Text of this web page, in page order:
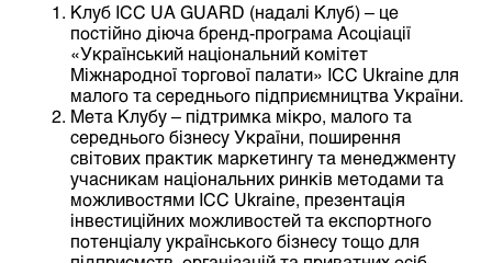
Клуб ICC UА GUARD (надалі Клуб) – це
постійно діюча бренд-програма Асоціації
«Український національний комітет
Міжнародної торгової палати» ICC Ukraine для
малого та середнього підприємництва України.
Мета Клубу – підтримка мікро, малого та
середнього бізнесу України, поширення
світових практик маркетингу та менеджменту
учасникам національних ринків методами та
можливостями ICC Ukraine, презентація
інвестиційних можливостей та експортного
потенціалу українського бізнесу тощо для